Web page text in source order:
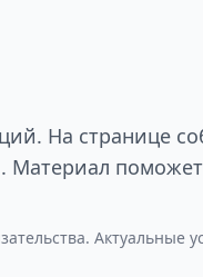
На странице
Материал
Актуальные